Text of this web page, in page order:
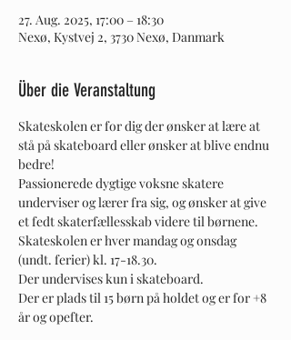
27. Aug. 2025, 17:00 – 18:30
Nexø, Kystvej 2, 3730 Nexø, Danmark
Über die Veranstaltung
Skateskolen er for dig der ønsker at lære at
stå på skateboard eller ønsker at blive endnu
bedre!
Passionerede dygtige voksne skatere
underviser og lærer fra sig, og ønsker at give
et fedt skaterfællesskab videre til børnene.
Skateskolen er hver mandag og onsdag
(undt. ferier) kl. 17-18.30.
Der undervises kun i skateboard.
Der er plads til 15 børn på holdet og er for +8
år og opefter.